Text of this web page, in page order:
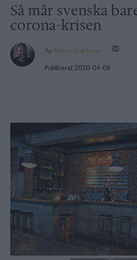
Så mår svenska
corona-krisen
Av Ronny Karlsson
Publicerat 2020-04-08